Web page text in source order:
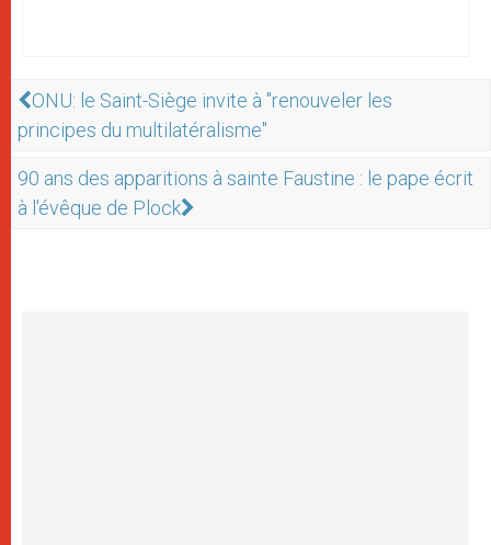
ONU: le Saint-Siège invite à "renouveler les
principes du multilatéralisme"
90 ans des apparitions à sainte Faustine : le pape écrit
à l'évêque de Plock